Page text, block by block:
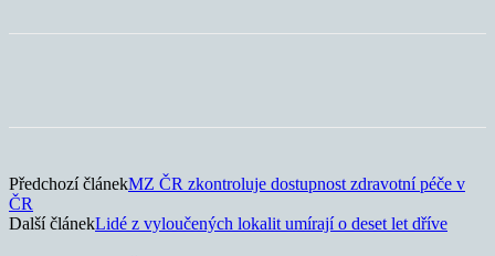
Předchozí článekMZ ČR zkontroluje dostupnost zdravotní péče v
ČR
Další článekLidé z vyloučených lokalit umírají o deset let dříve